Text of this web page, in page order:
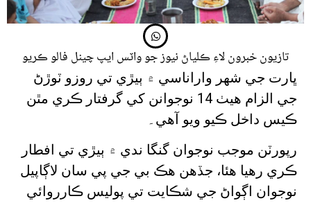
تازيون خبرون لاءِ ڪلياڻ نيوز جو واٽس ايپ چينل فالو ڪريو
ڀارت جي شهر واراناسي ۾ ٻيڙي تي روزو ٽوڙڻ
جي الزام هيٺ 14 نوجوانن کي گرفتار ڪري مٿن
ڪيس داخل ڪيو ويو آهي۔
رپورٽن موجب نوجوان گنگا ندي ۾ ٻيڙي تي افطار
ڪري رهيا هئا، جڏهن هڪ بي جي پي سان لاڳاپيل
نوجوان اڳواڻ جي شڪايت تي پوليس ڪارروائي